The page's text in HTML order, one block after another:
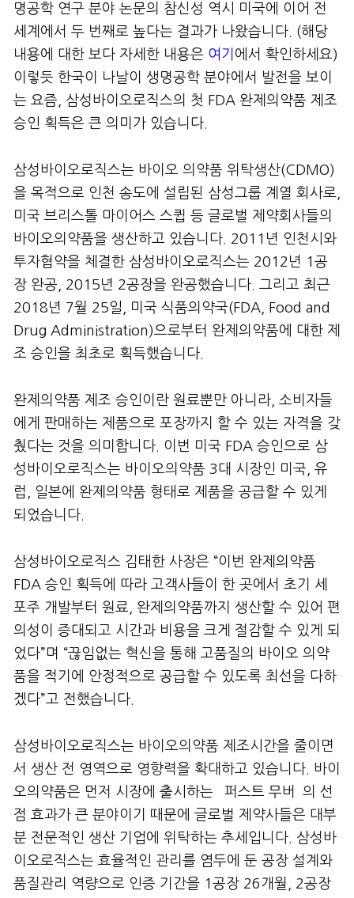
명공학 연구 분야 논문의 참신성 역시 미국에 이어 전
세계에서 두 번째로 높다는 결과가 나왔습니다. (해당
내용에 대한 보다 자세한 내용은 여기 에서 확인하세요)
이렇듯 한국이 나날이 생명공학 분야에서 발전을 보이
는 요즘, 삼성바이오로직스의 첫 FDA 완제의약품 제조
승인 획득은 큰 의미가 있습니다.
삼성바이오로직스는 바이오 의약품 위탁생산(CDMO)
을 목적으로 인천 송도에 설립된 삼성그룹 계열 회사로,
미국 브리스톨 마이어스 스큅 등 글로벌 제약회사들의
바이오의약품을 생산하고 있습니다. 2011년 인천시와
투자협약을 체결한 삼성바이오로직스는 2012년 1공
장 완공, 2015년 2공장을 완공했습니다. 그리고 최근
2018년 7월 25일, 미국 식품의약국(FDA, Food and
Drug Administration)으로부터 완제의약품에 대한 제
조 승인을 최초로 획득했습니다.
완제의약품 제조 승인이란 원료뿐만 아니라, 소비자들
에게 판매하는 제품으로 포장까지 할 수 있는 자격을 갖
췄다는 것을 의미합니다. 이번 미국 FDA 승인으로 삼
성바이오로직스는 바이오의약품 3대 시장인 미국, 유
럽, 일본에 완제의약품 형태로 제품을 공급할 수 있게
되었습니다.
삼성바이오로직스 김태한 사장은 “이번 완제의약품
FDA 승인 획득에 따라 고객사들이 한 곳에서 초기 세
포주 개발부터 원료, 완제의약품까지 생산할 수 있어 편
의성이 증대되고 시간과 비용을 크게 절감할 수 있게 되
었다”며 “끊임없는 혁신을 통해 고품질의 바이오 의약
품을 적기에 안정적으로 공급할 수 있도록 최선을 다하
겠다”고 전했습니다.
삼성바이오로직스는 바이오의약품 제조시간을 줄이면
서 생산 전 영역으로 영향력을 확대하고 있습니다. 바이
오의약품은 먼저 시장에 출시하는 `퍼스트 무버`의 선
점 효과가 큰 분야이기 때문에 글로벌 제약사들은 대부
분 전문적인 생산 기업에 위탁하는 추세입니다. 삼성바
이오로직스는 효율적인 관리를 염두에 둔 공장 설계와
품질관리 역량으로 인증 기간을 1공장 26개월, 2공장